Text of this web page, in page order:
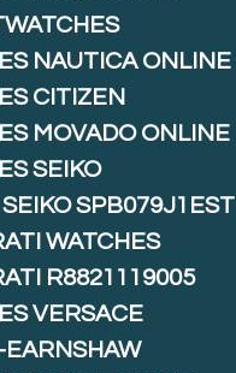
NAUTICA ONLINE
CITIZEN
MOVADO ONLINE
SEIKO
SEIKO SPB079J1EST
WATCHES
R8821119005
VERSACE
EARNSHAW